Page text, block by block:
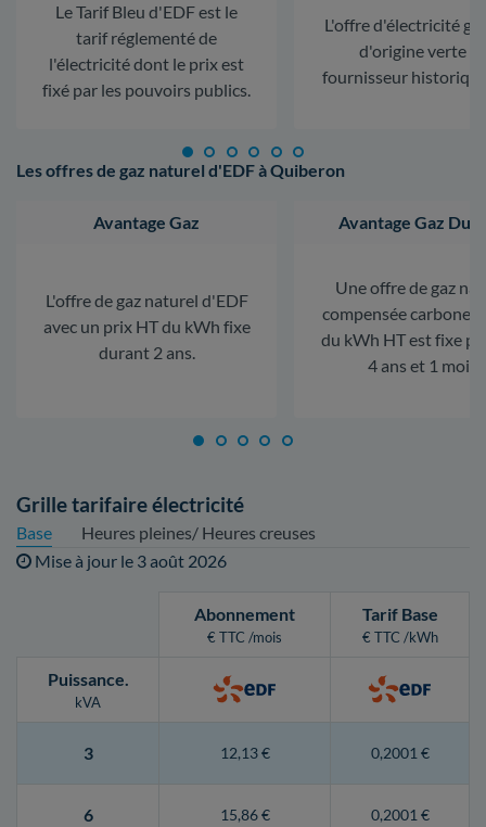
Le Tarif Bleu d'EDF est le
tarif réglementé de
l'électricité dont le prix est
fixé par les pouvoirs publics.
L'offre d'électricité
d'origine verte
fournisseur
Les offres de gaz naturel d'EDF à Quiberon
Avantage Gaz
L'offre de gaz naturel d'EDF
avec un prix HT du kWh fixe
durant 2 ans.
Avantage Gaz
Une offre de gaz
compensée carbone.
du kWh HT est fixe
4 ans et 1 mois.
Grille tarifaire électricité
Base
Heures pleines/ Heures creuses
Mise à jour le 3 août 2026
Abonnement
€ TTC /mois
Tarif Base
€ TTC /kWh
Puissance.
kVA
3 12,13 € 0,2001 €
6 15,86 € 0,2001 €